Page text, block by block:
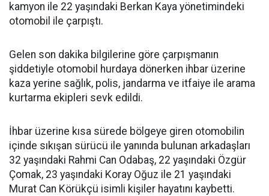
kamyon ile 22 yaşındaki Berkan Kaya yönetimindeki
otomobil ile çarpıştı.
Gelen son dakika bilgilerine göre çarpışmanın
şiddetiyle otomobil hurdaya dönerken ihbar üzerine
kaza yerine sağlık, polis, jandarma ve itfaiye ile arama
kurtarma ekipleri sevk edildi.
İhbar üzerine kısa sürede bölgeye giren otomobilin
içinde sıkışan sürücü ile yanında bulunan arkadaşları
32 yaşındaki Rahmi Can Odabaş, 22 yaşındaki Özgür
Çomak, 23 yaşındaki Koray Oğuz ile 21 yaşındaki
Murat Can Körükçü isimli kişiler hayatını kaybetti.